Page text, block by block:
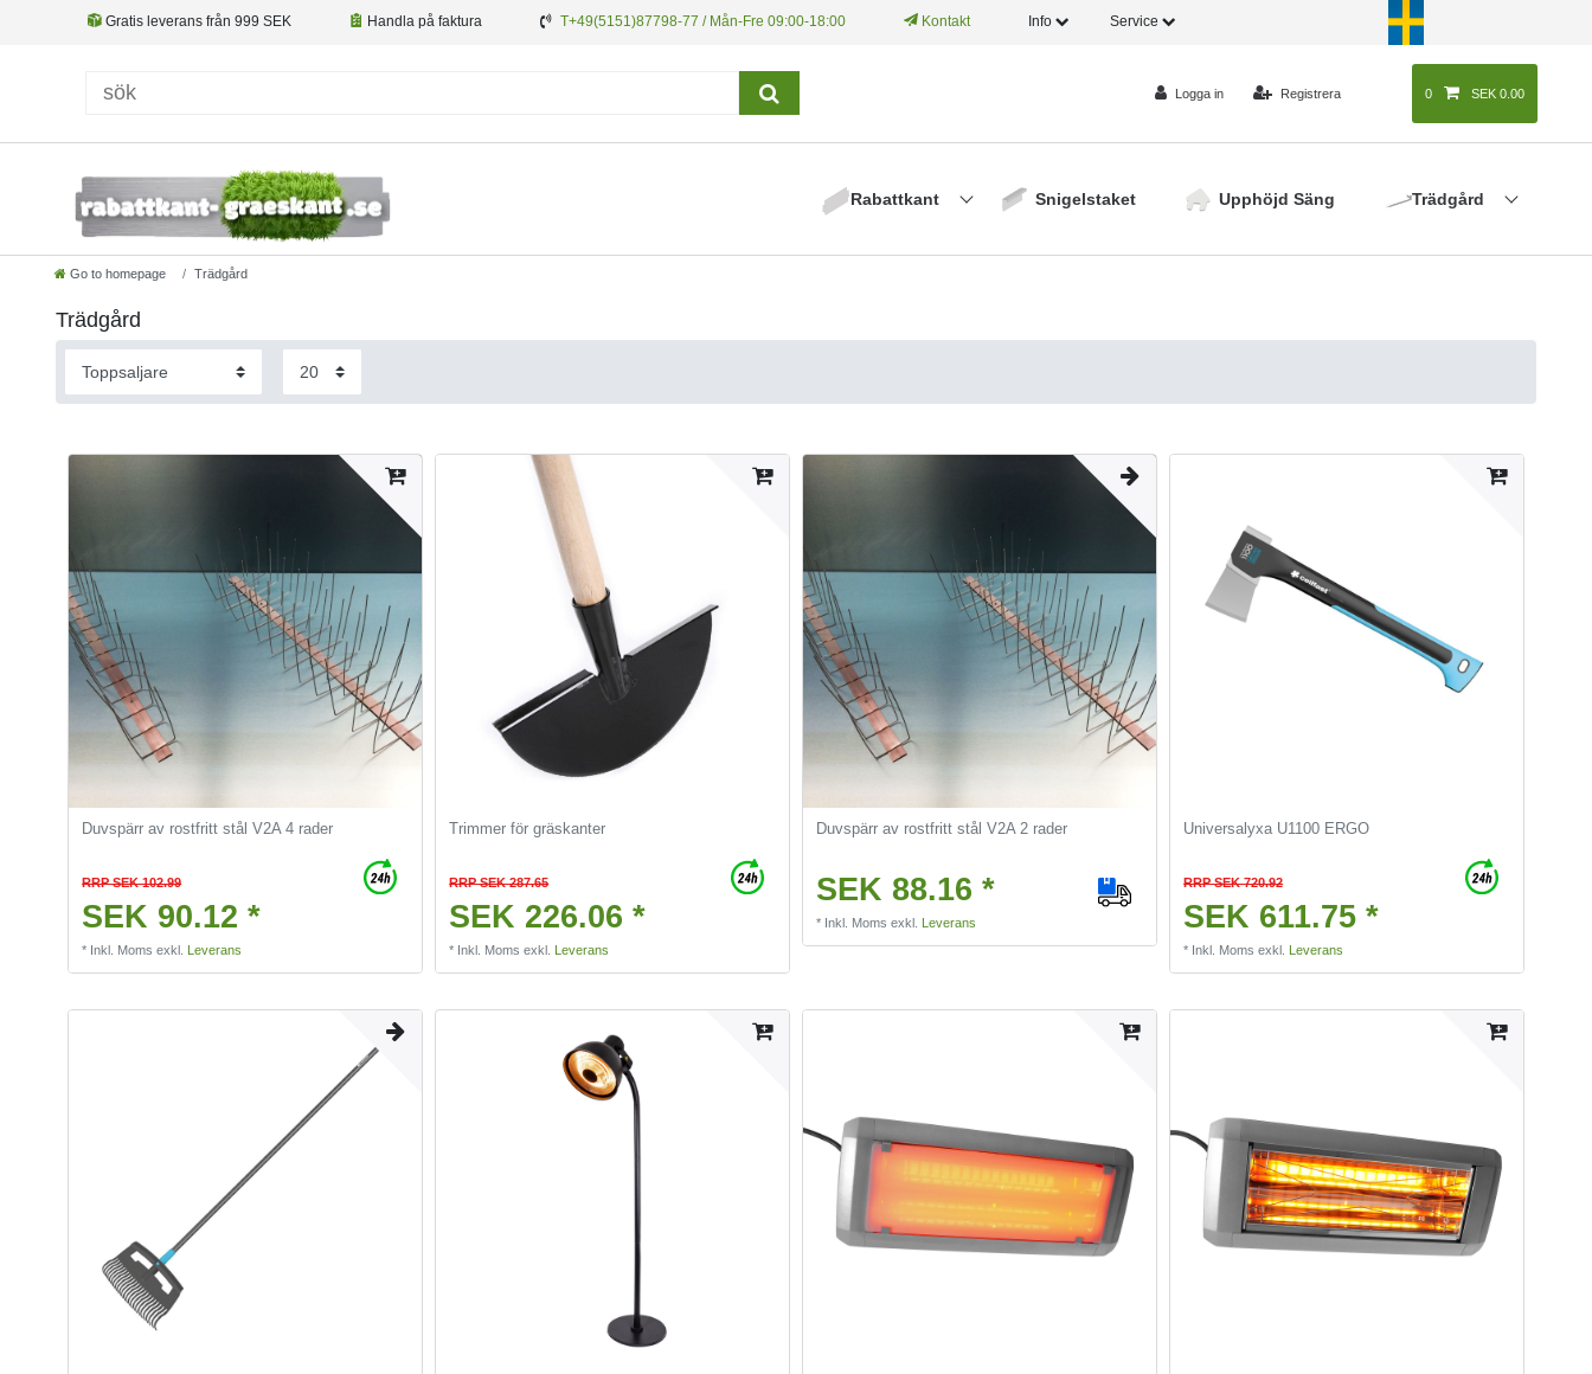
Gratis leverans från 999 SEK Handla på faktura T+49(5151)87798-77 / Mån-Fre 09:00-18:00 Kontakt Info Service
Logga in Registrera 0 SEK 0.00
Rabattkant Snigelstaket Upphöjd Säng Trädgård
Go to homepage Trädgård
Trädgård
Duvspärr av rostfritt stål V2A 4 rader
RRP SEK 102.99
SEK 90.12 *
* Inkl. Moms exkl. Leverans
Trimmer för gräskanter
RRP SEK 287.65
SEK 226.06 *
* Inkl. Moms exkl. Leverans
Duvspärr av rostfritt stål V2A 2 rader
SEK 88.16 *
* Inkl. Moms exkl. Leverans
Universalyxa U1100 ERGO
RRP SEK 720.92
SEK 611.75 *
* Inkl. Moms exkl. Leverans